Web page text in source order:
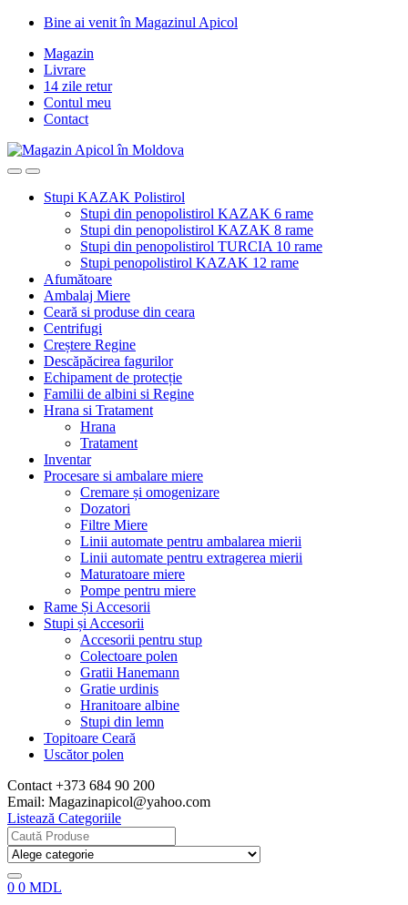
Skip
navigation
Skip
content
Bine ai venit în Magazinul Apicol
Magazin
Livrare
14 zile retur
Contul meu
Contact
Stupi KAZAK Polistirol
Stupi din penopolistirol KAZAK 6 rame
Stupi din penopolistirol KAZAK 8 rame
Stupi din penopolistirol TURCIA 10 rame
Stupi penopolistirol KAZAK 12 rame
Afumătoare
Ambalaj Miere
Ceară si produse din ceara
Centrifugi
Creștere Regine
Descăpăcirea fagurilor
Echipament de protecție
Familii de albini si Regine
Hrana si Tratament
Hrana
Tratament
Inventar
Procesare si ambalare miere
Cremare și omogenizare
Dozatori
Filtre Miere
Linii automate pentru ambalarea mierii
Linii automate pentru extragerea mierii
Maturatoare miere
Pompe pentru miere
Rame Și Accesorii
Stupi și Accesorii
Accesorii pentru stup
Colectoare polen
Gratii Hanemann
Gratie urdinis
Hranitoare albine
Stupi din lemn
Topitoare Ceară
Uscător polen
Contact +373 684 90 200
Email: Magazinapicol@yahoo.com
Listează Categoriile
Search
for:
0 0 MDL